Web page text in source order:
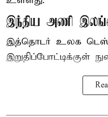
இந்திய அணி
இத்தொடர் உலக
இறுதிப்போட்டிக்குள்